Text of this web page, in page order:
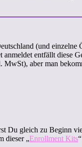
(und einzelne
entfällt diese
aber man
Du gleich zu Beginn
dieser „Enrollment Kits